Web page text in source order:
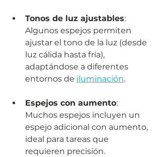
Tonos de luz ajustables:
Algunos espejos permiten
ajustar el tono de la luz (desde
luz cálida hasta fría),
adaptándose a diferentes
entornos de iluminación.
Espejos con aumento:
Muchos espejos incluyen un
espejo adicional con aumento,
ideal para tareas que
requieren precisión.